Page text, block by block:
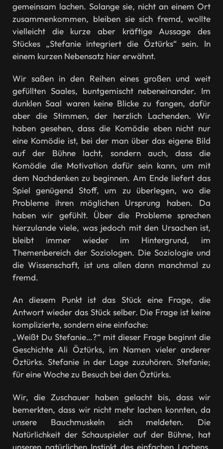
gemeinsam lachen. Solange sie, nicht an einem Ort
zusammenkommen, bleiben sie sich fremd, wollte
vielleicht die kurze aber kräftige Aussage des
Stückes „Stefanie integriert die Öztürks“ sein. In
einem kurzen Nebensatz hier erwähnt.
Wir saßen in den Reihen eines großen und weit
gefüllten Saales, buntgemischt nebeneinander. Im
dunklen Saal waren keine Blicke zu fangen, dafür
aber die Stimmen, der herzlich Lachenden. Wir
haben gesehen, dass die Komödie eben nicht nur
eine Komödie ist, bei der man über das eigene Bild
auf der Bühne lacht, sondern auch, dass die
Komödie die Motivation dafür sein kann, um mit
dem Nachdenken zu beginnen. Am Ende liefert das
Spiel genügend Stoff, um zu überlegen, wo die
Probleme ihren möglichen Ursprung haben. Da
haben wir gefühlt. Über die Probleme sprechen
hierzulande viele, was jedoch mit den Ursachen ist,
bleibt immer wieder im Hintergrund, im
Themenbereich der Soziologen. Die Soziologie und
die Wissenschaft, ist uns allen dann manchmal zu
fremd.
An diesem Punkt ist das Stück eine Frage, die
Antwort wieder das Stück selber. Die Frage ist keine
komplizierte, sondern eine einfache:
„Weißt Du Stefanie…?“ mit dieser Frage beginnt die
Geschichte Ali Öztürks, im Namen vieler anderer
Öztürks. Stefanie in der Lage zuzuhören. Stefanie;
für eine Woche zu Besuch bei den Öztürks.
Wir, die Zuschauer haben gelacht bis, dass wir
bemerkten, dass wir nicht mehr lachen konnten, da
unsere Bauchmuskeln sich meldeten. Die
Natürlichkeit der Schauspieler auf der Bühne, hat
unseren natürlichen Instinkt des einfachen Lachens,